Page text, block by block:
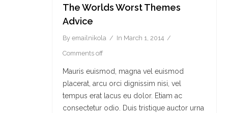
The Worlds Worst Themes
Advice
By emailnikola In March 1, 2014
Comments off
Mauris euismod, magna vel euismod
placerat, arcu orci dignissim nisi, vel
tempus erat lacus eu dolor. Etiam ac
consectetur odio. Duis tristique auctor urna